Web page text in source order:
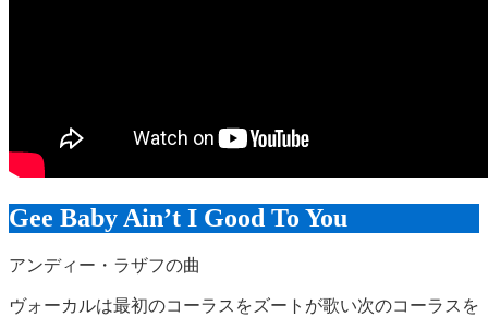
Gee Baby Ain’t I Good To You
アンディー・ラザフの曲
ヴォーカルは最初のコーラスをズートが歌い次のコーラスを